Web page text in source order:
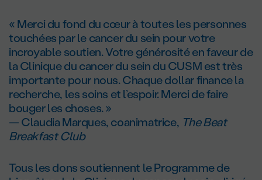
« Merci du fond du cœur à toutes les personnes
touchées par le cancer du sein pour votre
incroyable soutien. Votre générosité en faveur de
la Clinique du cancer du sein du CUSM est très
importante pour nous. Chaque dollar finance la
recherche, les soins et l’espoir. Merci de faire
bouger les choses. »
— Claudia Marques, coanimatrice, The Beat
Breakfast Club
Tous les dons soutiennent le Programme de